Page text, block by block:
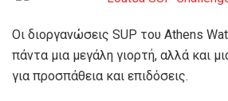
Οι διοργανώσεις SUP του Athens
πάντα μια μεγάλη γιορτή, αλλά και
για προσπάθεια και επιδόσεις.